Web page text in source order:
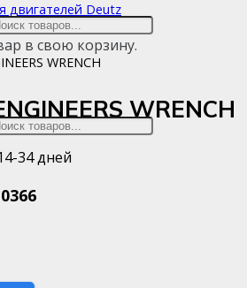
в свою корзину.
двигателей Deutz
WRENCH
WRENCH
34 дней